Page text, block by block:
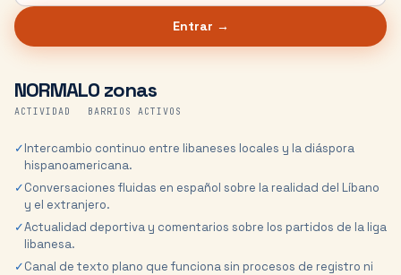
Entrar →
NORMAL
ACTIVIDAD
0 zonas
BARRIOS ACTIVOS
✓Intercambio continuo entre libaneses locales y la diáspora
hispanoamericana.
✓Conversaciones fluidas en español sobre la realidad del Líbano
y el extranjero.
✓Actualidad deportiva y comentarios sobre los partidos de la liga
libanesa.
✓Canal de texto plano que funciona sin procesos de registro ni